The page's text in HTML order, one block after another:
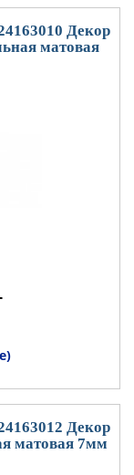
Декор
матовая
Декор
матовая 7мм